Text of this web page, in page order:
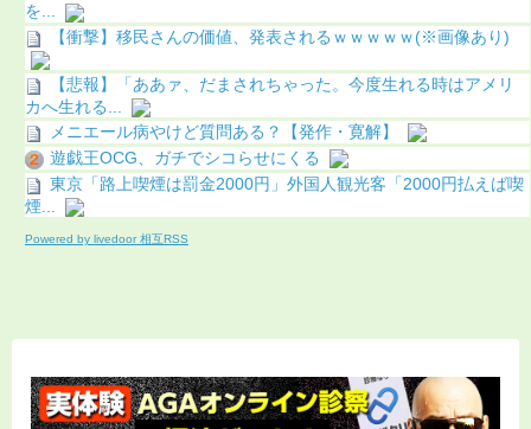
を...
【衝撃】移民さんの価値、発表されるｗｗｗｗｗ(※画像あり)
【悲報】「ああァ、だまされちゃった。今度生れる時はアメリ
カへ生れる...
メニエール病やけど質問ある？【発作・寛解】
遊戯王OCG、ガチでシコらせにくる
東京「路上喫煙は罰金2000円」外国人観光客「2000円払えば喫
煙...
Powered by livedoor 相互RSS